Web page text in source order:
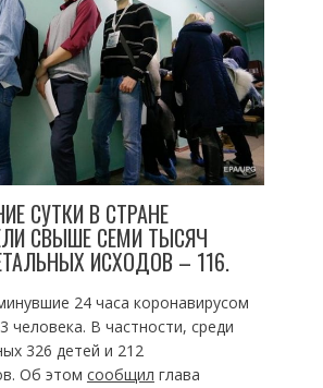
СУТКИ В СТРАНЕ
СВЫШЕ СЕМИ ТЫСЯЧ
ИСХОДОВ – 116.
24 часа коронавирусом
человека. В частности, среди
326 детей и 212
Об этом сообщил глава